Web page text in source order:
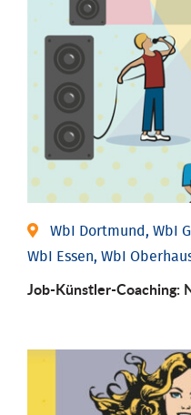
WbI Dortmund, WbI
WbI Essen, WbI
Job-Künstler-Coaching: